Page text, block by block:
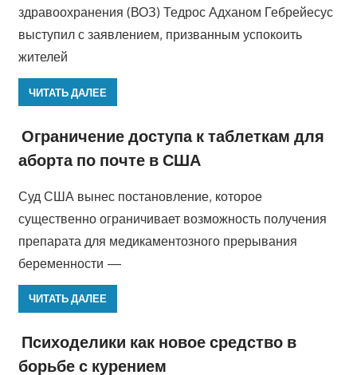
здравоохранения (ВОЗ) Тедрос Адханом Гебрейесус
выступил с заявлением, призванным успокоить
жителей
ЧИТАТЬ ДАЛЕЕ
Ограничение доступа к таблеткам для
аборта по почте в США
Суд США вынес постановление, которое
существенно ограничивает возможность получения
препарата для медикаментозного прерывания
беременности —
ЧИТАТЬ ДАЛЕЕ
Психоделики как новое средство в
борьбе с курением